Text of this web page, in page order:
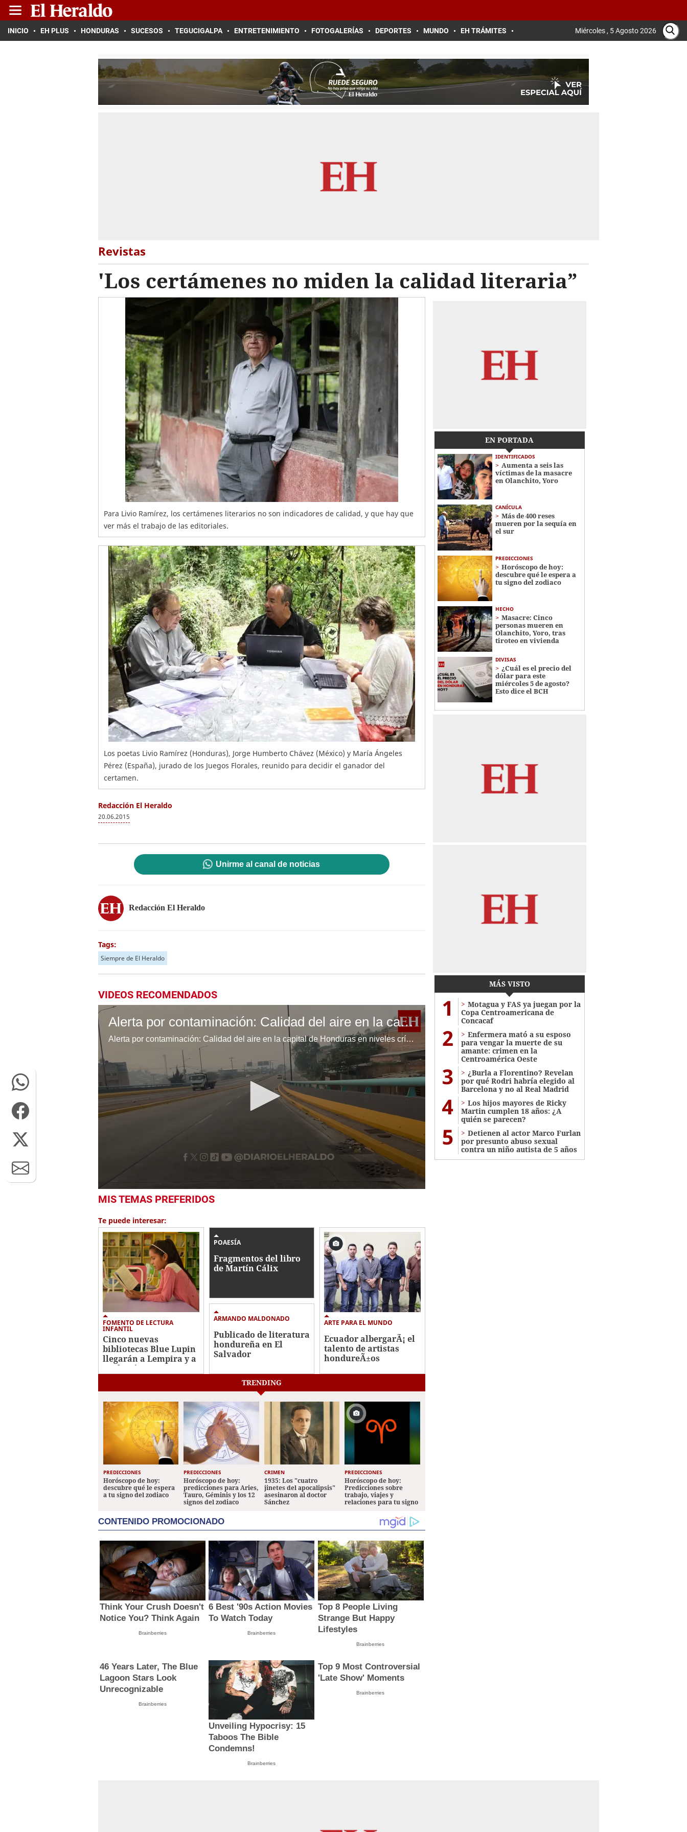
INICIO EH PLUS HONDURAS SUCESOS TEGUCIGALPA ENTRETENIMIENTO FOTOGALERÍAS DEPORTES MUNDO EH TRÁMITES Miércoles , 5 Agosto 2026
Revistas
'Los certámenes no miden la calidad literaria”
Para Livio Ramírez, los certámenes literarios no son indicadores de calidad, y que hay que
ver más el trabajo de las editoriales.
Los poetas Livio Ramírez (Honduras), Jorge Humberto Chávez (México) y María Ángeles
Pérez (España), jurado de los Juegos Florales, reunido para decidir el ganador del
certamen.
Redacción El Heraldo
20.06.2015
Unirme al canal de noticias
Redacción El Heraldo
Tags:
Siempre de El Heraldo
VIDEOS RECOMENDADOS
Alerta por contaminación: Calidad del aire en la capital de Honduras en niveles críticos
Alerta por contaminación: Calidad del aire en la capital de Honduras en niveles críticos.
seconds
1
minute,
seconds Volume
0%
MIS TEMAS PREFERIDOS
Te puede interesar:
FOMENTO DE LECTURA
INFANTIL
Cinco nuevas
bibliotecas Blue Lupin
llegarán a Lempira y a
Intibucá
POAESÍA
Fragmentos del libro
de Martín Cálix
ARMANDO MALDONADO
Publicado de literatura
hondureña en El
Salvador
ARTE PARA EL MUNDO
Ecuador albergarÃ¡ el
talento de artistas
hondureÃ±os
EN PORTADA
IDENTIFICADOS
Aumenta a seis las
víctimas de la masacre
en Olanchito, Yoro
CANÍCULA
Más de 400 reses
mueren por la sequía en
el sur
PREDICCIONES
Horóscopo de hoy:
descubre qué le espera a
tu signo del zodiaco
HECHO
Masacre: Cinco
personas mueren en
Olanchito, Yoro, tras
tiroteo en vivienda
DIVISAS
¿Cuál es el precio del
dólar para este
miércoles 5 de agosto?
Esto dice el BCH
MÁS VISTO
1
Motagua y FAS ya juegan por la
Copa Centroamericana de
Concacaf
2
Enfermera mató a su esposo
para vengar la muerte de su
amante: crimen en la
Centroamérica Oeste
3
¿Burla a Florentino? Revelan
por qué Rodri habría elegido al
Barcelona y no al Real Madrid
4
Los hijos mayores de Ricky
Martin cumplen 18 años: ¿A
quién se parecen?
5
Detienen al actor Marco Furlan
por presunto abuso sexual
contra un niño autista de 5 años
TRENDING
PREDICCIONES
Horóscopo de hoy:
descubre qué le espera
a tu signo del zodiaco
PREDICCIONES
Horóscopo de hoy:
predicciones para Aries,
Tauro, Géminis y los 12
signos del zodiaco
CRIMEN
1935: Los "cuatro
jinetes del apocalipsis"
asesinaron al doctor
Sánchez
PREDICCIONES
Horóscopo de hoy:
Predicciones sobre
trabajo, viajes y
relaciones para tu signo
CONTENIDO PROMOCIONADO
Think Your Crush Doesn't
Notice You? Think Again
Brainberries
6 Best '90s Action Movies
To Watch Today
Brainberries
Top 8 People Living
Strange But Happy
Lifestyles
Brainberries
46 Years Later, The Blue
Lagoon Stars Look
Unrecognizable
Brainberries
Unveiling Hypocrisy: 15
Taboos The Bible
Condemns!
Brainberries
Top 9 Most Controversial
'Late Show' Moments
Brainberries